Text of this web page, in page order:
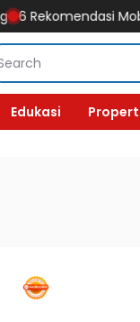
Mobil
Edukasi